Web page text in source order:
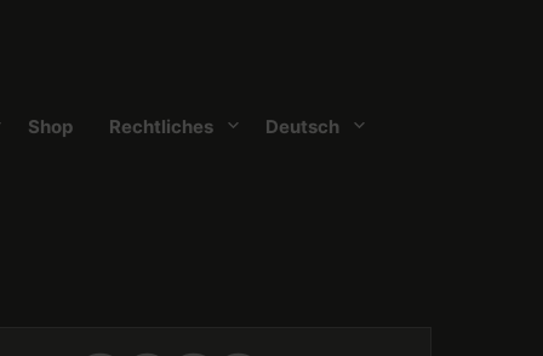
Shop Rechtliches Deutsch